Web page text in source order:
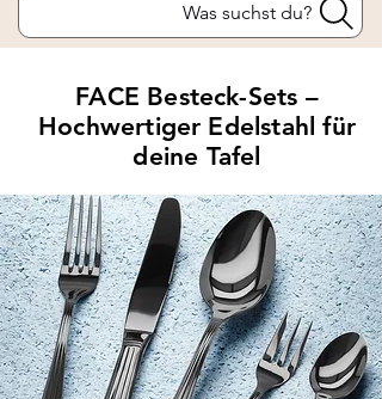
Was suchst du?
FACE Besteck-Sets –
Hochwertiger Edelstahl für
deine Tafel